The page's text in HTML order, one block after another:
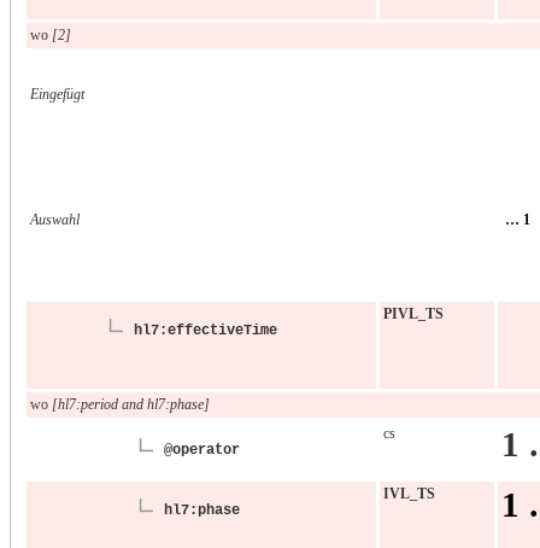
wo [2]
Eingefügt
Auswahl … 1
hl7:effectiveTime
PIVL_TS
wo [hl7:period and hl7:phase]
@operator
cs 1
hl7:phase
IVL_TS 1